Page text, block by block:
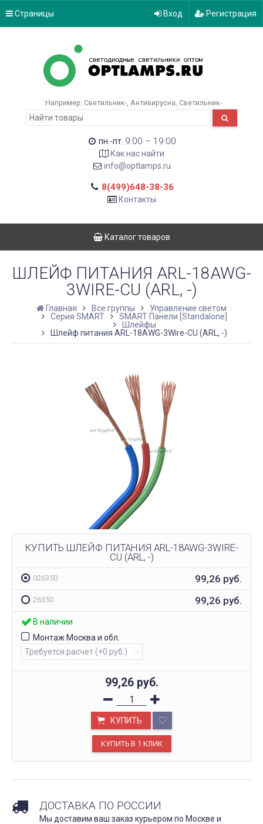
Страницы Вход Регистрация
Например: Светильник- Антивирусна Светильник-
пн.-пт. 9:00 – 19:00
Как нас найти
info@optlamps.ru
8(499)648-38-36
Контакты
Каталог товаров
ШЛЕЙФ ПИТАНИЯ ARL-18AWG-
3WIRE-CU (ARL, -)
Главная Все группы
Управление светом
Серия SMART
SMART Панели [Standalone]
Шлейфы
Шлейф питания ARL-18AWG-3Wire-CU (ARL, -)
КУПИТЬ ШЛЕЙФ ПИТАНИЯ ARL-18AWG-3WIRE-
CU (ARL, -)
026350 99,26 руб.
26350 99,26 руб.
В наличии
Монтаж Москва и обл.
99,26 руб.
КУПИТЬ
ДОСТАВКА ПО РОССИИ
Мы доставим ваш заказ курьером по Москве и